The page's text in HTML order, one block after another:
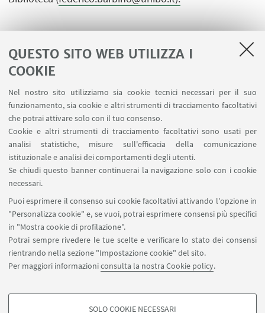
QUESTO SITO WEB UTILIZZA I
COOKIE
Nel nostro sito utilizziamo sia cookie tecnici necessari per il suo
funzionamento, sia cookie e altri strumenti di tracciamento facoltativi
che potrai attivare solo con il tuo consenso.
Cookie e altri strumenti di tracciamento facoltativi sono usati per
analisi statistiche, misure sull'efficacia della comunicazione
istituzionale e analisi dei comportamenti degli utenti.
Se chiudi questo banner continuerai la navigazione solo con i cookie
necessari.
Puoi esprimere il consenso sui cookie facoltativi attivando l'opzione in
"Personalizza cookie" e, se vuoi, potrai esprimere consensi più specifici
in "Mostra cookie di profilazione".
Potrai sempre rivedere le tue scelte e verificare lo stato dei consensi
rientrando nella sezione "Impostazione cookie" del sito.
Per maggiori informazioniconsulta la nostra Cookie policy.
SOLO COOKIE NECESSARI
Area riservata
Contatti
SEGUI IL DIPARTIMENTO SU:
SEGUI UNIBO SU:
APP: